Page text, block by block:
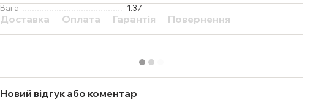
Вага 1.37
Доставка Оплата Гарантія Повернення
Новий відгук або коментар